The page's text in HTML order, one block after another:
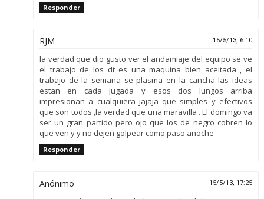
Responder
RJM 15/5/13, 6:10
la verdad que dio gusto ver el andamiaje del equipo se ve
el trabajo de los dt es una maquina bien aceitada , el
trabajo de la semana se plasma en la cancha las ideas
estan en cada jugada y esos dos lungos arriba
impresionan a cualquiera jajaja que simples y efectivos
que son todos ,la verdad que una maravilla . El domingo va
ser un gran partido pero ojo que los de negro cobren lo
que ven y y no dejen golpear como paso anoche
Responder
Anónimo 15/5/13, 17:25